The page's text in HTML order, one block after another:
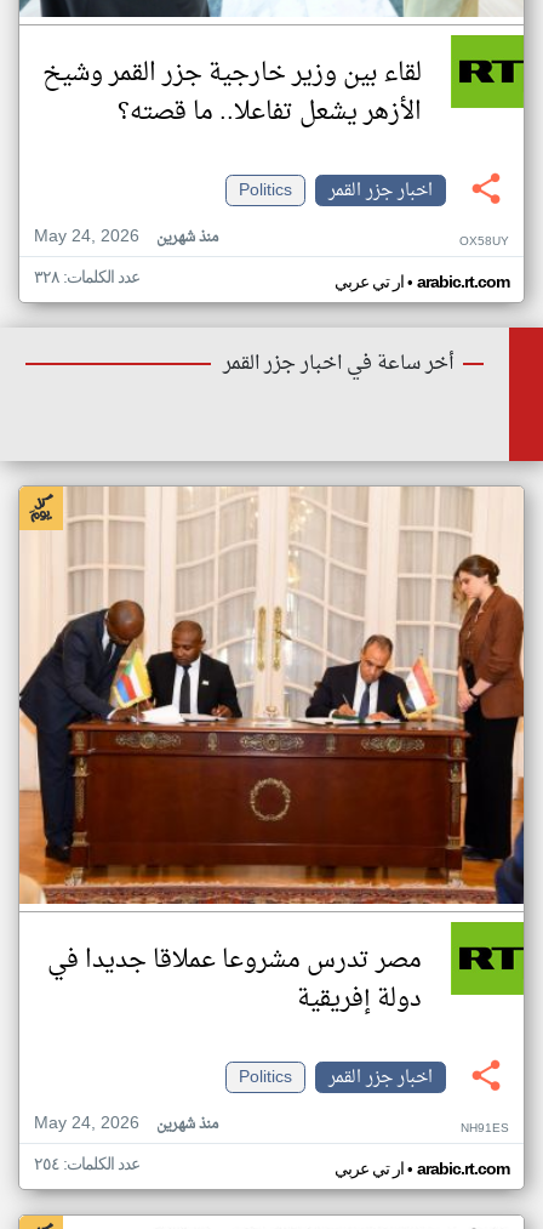
لقاء بين وزير خارجية جزر القمر وشيخ
الأزهر يشعل تفاعلا.. ما قصته؟
اخبار جزر القمر
Politics
May 24, 2026
منذ شهرين OX58UY
ار تي عربي• arabic.rt.com عدد الكلمات: ٣٢٨
أخر ساعة في اخبار جزر القمر
مصر تدرس مشروعا عملاقا جديدا في
دولة إفريقية
اخبار جزر القمر
Politics
May 24, 2026
منذ شهرين NH91ES
ار تي عربي• arabic.rt.com عدد الكلمات: ٢٥٤